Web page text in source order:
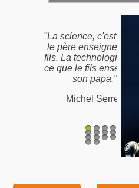
"La science, c'est ce que
le père enseigne à son
fils. La technologie, c'est
ce que le fils enseigne à
son papa."
Michel Serres
1 2 3 4
6 7 8 9 10
1112 15